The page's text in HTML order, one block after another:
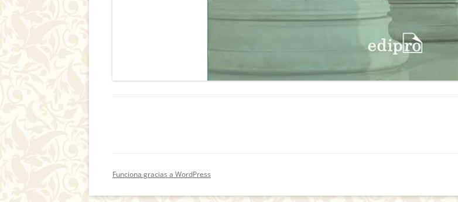
Funciona gracias a WordPress